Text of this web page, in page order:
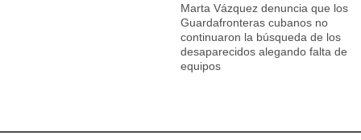
Marta Vázquez denuncia que los
Guardafronteras cubanos no
continuaron la búsqueda de los
desaparecidos alegando falta de
equipos